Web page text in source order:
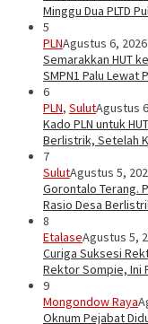
Minggu Dua PLTD
5
PLNAgustus 6, 2026
Semarakkan HUT
SMPN1 Palu Lewat
6
PLN, SulutAgustus
Kado PLN untuk
Berlistrik, Setelah
7
SulutAgustus 5,
Gorontalo Terang.
Rasio Desa
8
EtalaseAgustus 5,
Curiga Suksesi
Rektor Sompie, Ini
9
Mongondow Raya
Oknum Pejabat